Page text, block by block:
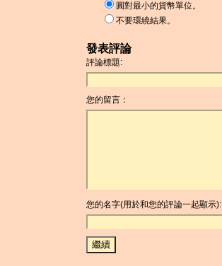
圓對最小的貨幣單位。
不要環繞結果。
發表評論
評論標題:
您的留言：
您的名字(用於和您的評論一起顯示):